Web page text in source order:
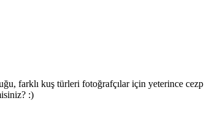
farklı kuş türleri fotoğrafçılar için yeterince cezp
:)